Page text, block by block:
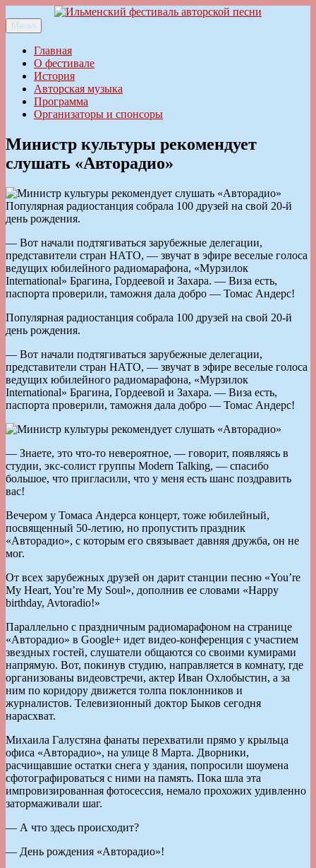
к
содержимому
Ильменский фестиваль авторской песни
Меню
Главная
О фестивале
История
Авторская музыка
Программа
Организаторы и спонсоры
Министр культуры рекомендует
слушать «Авторадио»
Популярная радиостанция собрала 100 друзей на свой 20-й
день рождения.
— Вот начали подтягиваться зарубежные делегации,
представители стран НАТО, — звучат в эфире веселые голоса
ведущих юбилейного радиомарафона, «Мурзилок
International» Брагина, Гордеевой и Захара. — Виза есть,
паспорта проверили, таможня дала добро — Томас Андерс!
Популярная радиостанция собрала 100 друзей на свой 20-й
день рождения.
— Вот начали подтягиваться зарубежные делегации,
представители стран НАТО, — звучат в эфире веселые голоса
ведущих юбилейного радиомарафона, «Мурзилок
International» Брагина, Гордеевой и Захара. — Виза есть,
паспорта проверили, таможня дала добро — Томас Андерс!
— Знаете, это что-то невероятное, — говорит, появляясь в
студии, экс-солист группы Modern Talking, — спасибо
большое, что пригласили, что у меня есть шанс поздравить
вас!
Вечером у Томаса Андерса концерт, тоже юбилейный,
посвященный 50-летию, но пропустить праздник
«Авторадио», с которым его связывает давняя дружба, он не
мог.
От всех зарубежных друзей он дарит станции песню «You’re
My Heart, You’re My Soul», дополнив ее словами «Happy
birthday, Avtoradio!»
Параллельно с праздничным радиомарафоном на странице
«Авторадио» в Google+ идет видео-конференция с участием
звездных гостей, слушатели общаются со своими кумирами
напрямую. Вот, покинув студию, направляется в комнату, где
организованы видеовстречи, актер Иван Охлобыстин, а за
ним по коридору движется толпа поклонников и
журналистов. Телевизионный доктор Быков сегодня
нарасхват.
Михаила Галустяна фанаты перехватили прямо у крыльца
офиса «Авторадио», на улице 8 Марта. Дворники,
расчищавшие остатки снега у здания, попросили шоумена
сфотографироваться с ними на память. Пока шла эта
импровизированная фотосессия, немало прохожих удивленно
затормаживали шаг.
— А что здесь происходит?
— День рождения «Авторадио»!